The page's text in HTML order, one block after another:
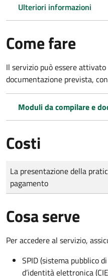
Ulteriori informazioni
Come fare
Il servizio può essere
documentazione prevista,
Moduli da compilare e
Costi
Tipo di pagamento
Importo
La presentazione della
pagamento
Cosa serve
Per accedere al servizio,
SPID (sistema pubblico
d’identità elettronica